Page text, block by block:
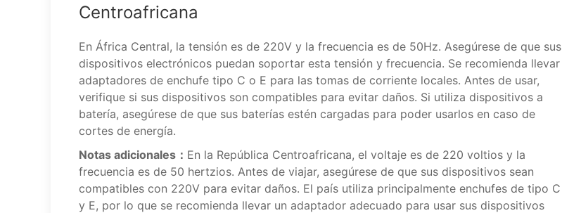
Centroafricana
En África Central, la tensión es de 220V y la frecuencia es de 50Hz. Asegúrese de que sus
dispositivos electrónicos puedan soportar esta tensión y frecuencia. Se recomienda llevar
adaptadores de enchufe tipo C o E para las tomas de corriente locales. Antes de usar,
verifique si sus dispositivos son compatibles para evitar daños. Si utiliza dispositivos a
batería, asegúrese de que sus baterías estén cargadas para poder usarlos en caso de
cortes de energía.
Notas adicionales： En la República Centroafricana, el voltaje es de 220 voltios y la
frecuencia es de 50 hertzios. Antes de viajar, asegúrese de que sus dispositivos sean
compatibles con 220V para evitar daños. El país utiliza principalmente enchufes de tipo C
y E, por lo que se recomienda llevar un adaptador adecuado para usar sus dispositivos